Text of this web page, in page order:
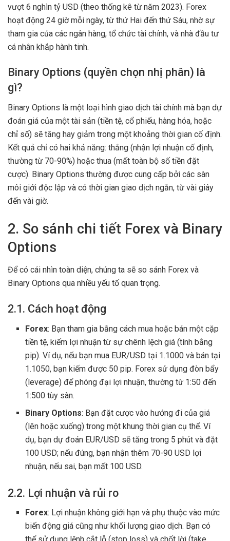
vượt 6 nghìn tỷ USD (theo thống kê từ năm 2023). Forex
hoạt động 24 giờ mỗi ngày, từ thứ Hai đến thứ Sáu, nhờ sự
tham gia của các ngân hàng, tổ chức tài chính, và nhà đầu tư
cá nhân khắp hành tinh.
Binary Options (quyền chọn nhị phân) là
gì?
Binary Options là một loại hình giao dịch tài chính mà bạn dự
đoán giá của một tài sản (tiền tệ, cổ phiếu, hàng hóa, hoặc
chỉ số) sẽ tăng hay giảm trong một khoảng thời gian cố định.
Kết quả chỉ có hai khả năng: thắng (nhận lợi nhuận cố định,
thường từ 70-90%) hoặc thua (mất toàn bộ số tiền đặt
cược). Binary Options thường được cung cấp bởi các sàn
môi giới độc lập và có thời gian giao dịch ngắn, từ vài giây
đến vài giờ.
2. So sánh chi tiết Forex và Binary
Options
Để có cái nhìn toàn diện, chúng ta sẽ so sánh Forex và
Binary Options qua nhiều yếu tố quan trọng.
2.1. Cách hoạt động
Forex: Bạn tham gia bằng cách mua hoặc bán một cặp
tiền tệ, kiếm lợi nhuận từ sự chênh lệch giá (tính bằng
pip). Ví dụ, nếu bạn mua EUR/USD tại 1.1000 và bán tại
1.1050, bạn kiếm được 50 pip. Forex sử dụng đòn bẩy
(leverage) để phóng đại lợi nhuận, thường từ 1:50 đến
1:500 tùy sàn.
Binary Options: Bạn đặt cược vào hướng đi của giá
(lên hoặc xuống) trong một khung thời gian cụ thể. Ví
dụ, bạn dự đoán EUR/USD sẽ tăng trong 5 phút và đặt
100 USD; nếu đúng, bạn nhận thêm 70-90 USD lợi
nhuận, nếu sai, bạn mất 100 USD.
2.2. Lợi nhuận và rủi ro
Forex: Lợi nhuận không giới hạn và phụ thuộc vào mức
biến động giá cũng như khối lượng giao dịch. Bạn có